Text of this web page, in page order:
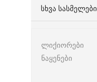
ᲡᲮᲕᲐ ᲡᲐᲡᲛᲔᲚᲔᲑᲘ
ლიქიორები
ნაყენები